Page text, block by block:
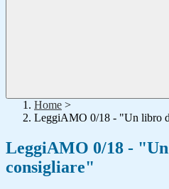
Home >
LeggiAMO 0/18 - "Un libro
LeggiAMO 0/18 -
consigliare"